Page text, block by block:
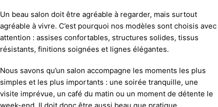
Un beau salon doit être agréable à regarder, mais surtout
agréable à vivre. C’est pourquoi nos modèles sont choisis avec
attention : assises confortables, structures solides, tissus
résistants, finitions soignées et lignes élégantes.
Nous savons qu’un salon accompagne les moments les plus
simples et les plus importants : une soirée tranquille, une
visite imprévue, un café du matin ou un moment de détente le